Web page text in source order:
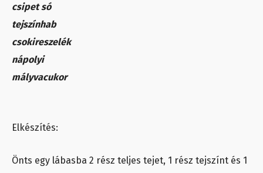
csipet só
tejszínhab
csokireszelék
nápolyi
mályvacukor
Elkészítés:
Önts egy lábasba 2 rész teljes tejet, 1 rész tejszínt és 1